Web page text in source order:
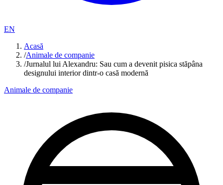
EN
Acasă
/Animale de companie
/Jurnalul lui Alexandru: Sau cum a devenit pisica stăpâna
designului interior dintr-o casă modernă
Animale de companie